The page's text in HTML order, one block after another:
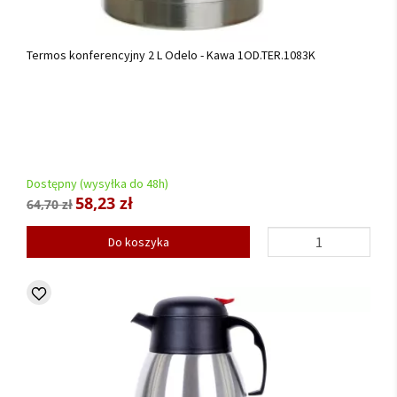
Termos konferencyjny 2 L Odelo - Kawa 1OD.TER.1083K
Dostępny (wysyłka do 48h)
64,70 zł58,23 zł
Do koszyka